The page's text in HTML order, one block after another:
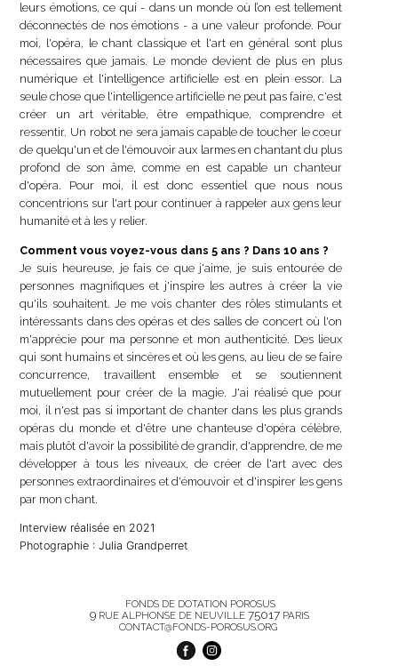
leurs émotions, ce qui - dans un monde où l’on est tellement
déconnectés de nos émotions - a une valeur profonde. Pour
moi, l'opéra, le chant classique et l'art en général sont plus
nécessaires que jamais. Le monde devient de plus en plus
numérique et l'intelligence artificielle est en plein essor. La
seule chose que l'intelligence artificielle ne peut pas faire, c'est
créer un art véritable, être empathique, comprendre et
ressentir. Un robot ne sera jamais capable de toucher le cœur
de quelqu'un et de l'émouvoir aux larmes en chantant du plus
profond de son âme, comme en est capable un chanteur
d'opéra. Pour moi, il est donc essentiel que nous nous
concentrions sur l'art pour continuer à rappeler aux gens leur
humanité et à les y relier.
Comment vous voyez-vous dans 5 ans ? Dans 10 ans ?
Je suis heureuse, je fais ce que j'aime, je suis entourée de
personnes magnifiques et j'inspire les autres à créer la vie
qu'ils souhaitent. Je me vois chanter des rôles stimulants et
intéressants dans des opéras et des salles de concert où l'on
m'apprécie pour ma personne et mon authenticité. Des lieux
qui sont humains et sincères et où les gens, au lieu de se faire
concurrence, travaillent ensemble et se soutiennent
mutuellement pour créer de la magie. J'ai réalisé que pour
moi, il n'est pas si important de chanter dans les plus grands
opéras du monde et d'être une chanteuse d'opéra célèbre,
mais plutôt d'avoir la possibilité de grandir, d'apprendre, de me
développer à tous les niveaux, de créer de l'art avec des
personnes extraordinaires et d'émouvoir et d'inspirer les gens
par mon chant.
Interview réalisée en 2021
Photographie : Julia Grandperret
FONDS DE DOTATION POROSUS
9RUE ALPHONSE DE NEUVILLE 75017PARIS
CONTACT@FONDS-POROSUS.ORG